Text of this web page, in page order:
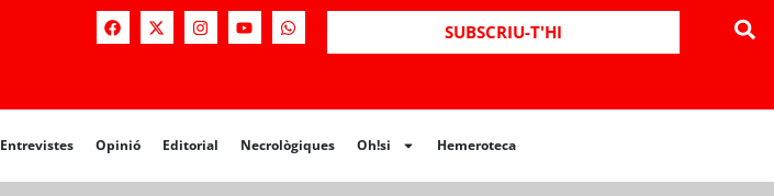
SUBSCRIU-T'HI
Entrevistes Opinió Editorial Necrològiques Oh!si Hemeroteca
Opinió Editorial Necrològiques Hemeroteca